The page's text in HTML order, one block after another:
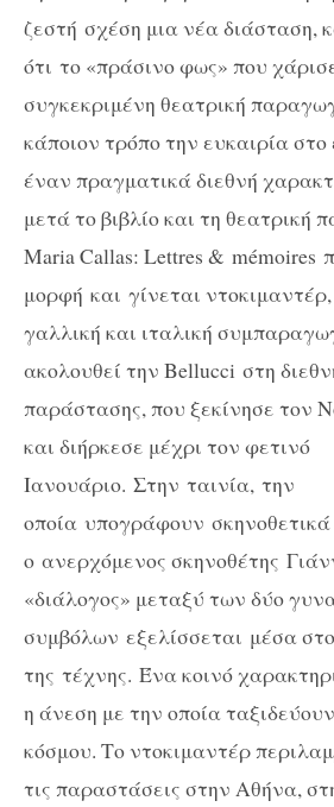
ζεστή σχέση μια νέα διάσταση,
ότι το «πράσινο φως» που
συγκεκριμένη θεατρική
κάποιον τρόπο την ευκαιρία
έναν πραγματικά διεθνή
μετά το βιβλίο και τη θεατρική
MariaCallas: Lettres & mémoires
μορφή και γίνεται
γαλλική και ιταλική
ακολουθεί την Bellucci στη
παράστασης, που ξεκίνησε τον
και διήρκεσε μέχρι τον φετινό
Ιανουάριο. Στην ταινία, την
οποία υπογράφουν
ο ανερχόμενος σκηνοθέτης
«διάλογος» μεταξύ των δύο
συμβόλων εξελίσσεται μέσα
της τέχνης. Ένα κοινό
η άνεση με την οποία
κόσμου. Το ντοκιμαντέρ
τις παραστάσεις στην Αθήνα,